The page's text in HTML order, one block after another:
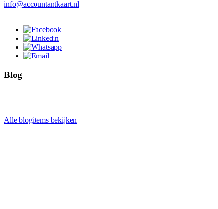
info@accountantkaart.nl
Blog
Alle blogitems bekijken